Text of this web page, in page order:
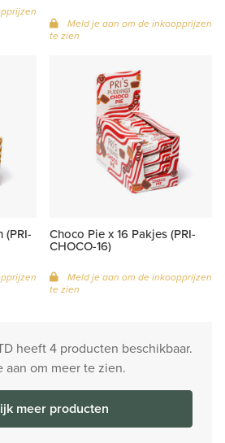
Meld je aan om de inkoopprijzen
te zien
(PRI- Choco Pie x 16 Pakjes (PRI-
CHOCO-16)
Meld je aan om de inkoopprijzen
te zien
heeft 4 producten beschikbaar.
aan om meer te zien.
meer producten